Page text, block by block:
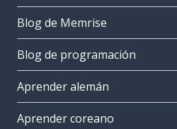
Blog de Memrise
Blog de programación
Aprender alemán
Aprender coreano